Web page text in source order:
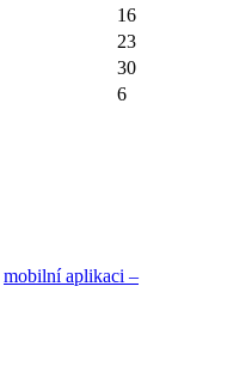
16
23
30
6
mobilní aplikaci –